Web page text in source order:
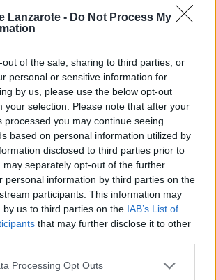
Lanzarote - Do Not Process My
out of the sale, sharing to third parties, or
personal or sensitive information for
by us, please use the below opt-out
your selection. Please note that after your
processed you may continue seeing
based on personal information utilized by
disclosed to third parties prior to
may separately opt-out of the further
personal information by third parties on the
participants. This information may
by us to third parties on the IAB’s List of
that may further disclose it to other
Processing Opt Outs
problemas que les
el malestar por
las jugadoras
para que se
la isla para que
sin tener que
casa o de otras
deportiva”.
ambos nuevos
equipo es en la
esta nueva
Vaitiare manifiesta
demos todos y que
buen puesto, porque
me dice que la
poder nutrirme
femenino que sin
y futuro del